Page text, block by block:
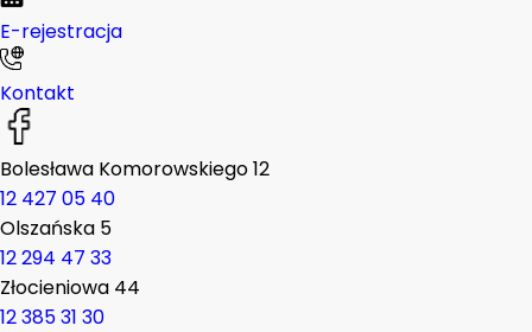
E-rejestracja
Kontakt
Bolesława Komorowskiego 12
12 427 05 40
Olszańska 5
12 294 47 33
Złocieniowa 44
12 385 31 30